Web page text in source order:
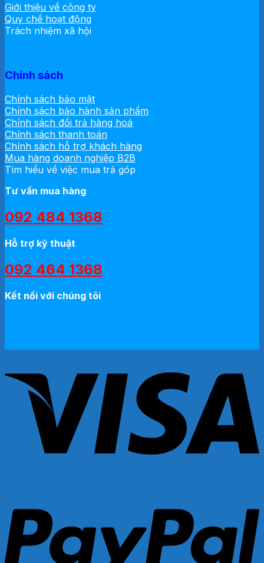
Giới thiệu về công ty
Quy chế hoạt động
Trách nhiệm xã hội
Chính sách
Chính sách bảo mật
Chính sách bảo hành sản phẩm
Chính sách đổi trả hàng hoá
Chính sách thanh toán
Chính sách hỗ trợ khách hàng
Mua hàng doanh nghiệp B2B
Tìm hiểu về việc mua trả góp
Tư vấn mua hàng
092 484 1368
Hỗ trợ kỹ thuật
092 464 1368
Kết nối với chúng tôi